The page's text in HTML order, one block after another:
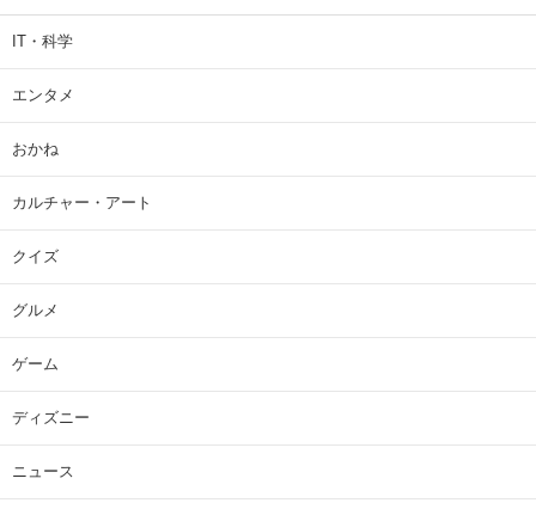
IT・科学
エンタメ
おかね
カルチャー・アート
クイズ
グルメ
ゲーム
ディズニー
ニュース